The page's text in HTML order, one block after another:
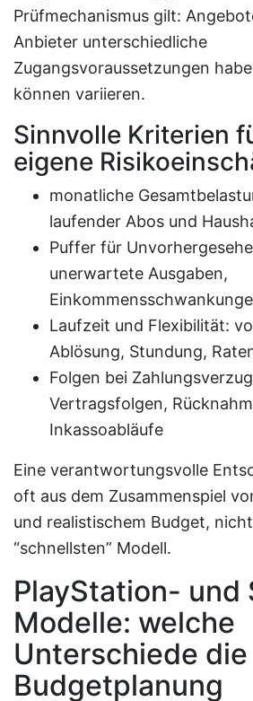
Prüfmechanismus gilt:
Anbieter unterschiedliche
Zugangsvoraussetzungen
können variieren.
Sinnvolle Kriterien
eigene
monatliche
laufender Abos und
Puffer für
unerwartete Ausgaben,
Laufzeit und Flexibilität:
Ablösung, Stundung,
Folgen bei
Vertragsfolgen,
Inkassoabläufe
Eine verantwortungsvolle
oft aus dem Zusammenspiel
und realistischem Budget,
“schnellsten” Modell.
PlayStation- und
Modelle: welche
Unterschiede die
Budgetplanung